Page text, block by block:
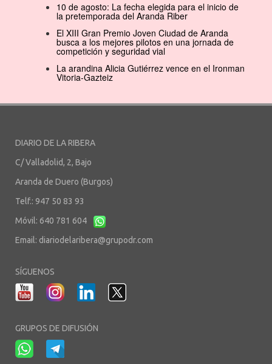
10 de agosto: La fecha elegida para el inicio de
la pretemporada del Aranda Riber
El XIII Gran Premio Joven Ciudad de Aranda
busca a los mejores pilotos en una jornada de
competición y seguridad vial
La arandina Alicia Gutiérrez vence en el Ironman
Vitoria-Gazteiz
DIARIO DE LA RIBERA
C/ Valladolid, 2, Bajo
Aranda de Duero (Burgos)
Telf.: 947 50 83 93
Móvil: 640 781 604
Email: diariodelaribera@grupodr.com
SÍGUENOS
GRUPOS DE DIFUSIÓN